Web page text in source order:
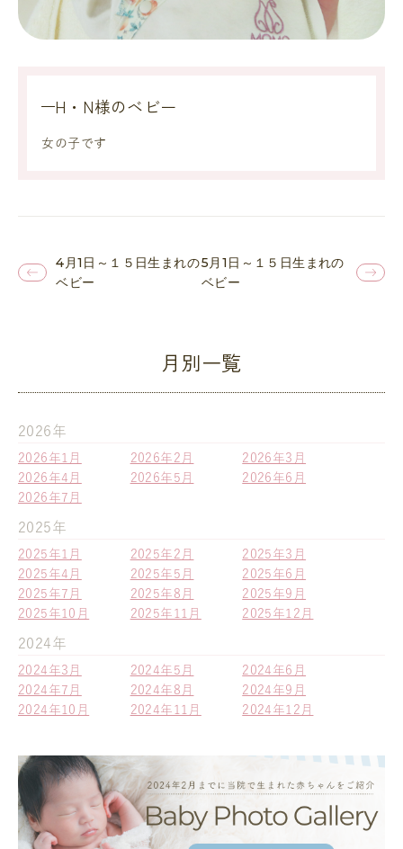
H・N様のベビー
女の子です
4月1日～１５日生まれの
ベビー
5月1日～１５日生まれの
ベビー
月別一覧
2026年
2026年1月 2026年2月
2026年3月
2026年4月
2026年5月
2026年6月
2026年7月
2025年
2025年1月 2025年2月
2025年3月
2025年4月
2025年5月
2025年6月
2025年7月
2025年8月
2025年9月
2025年10月
2025年11月 2025年12月
2024年
2024年3月 2024年5月
2024年6月
2024年7月
2024年8月
2024年9月
2024年10月
2024年11月 2024年12月